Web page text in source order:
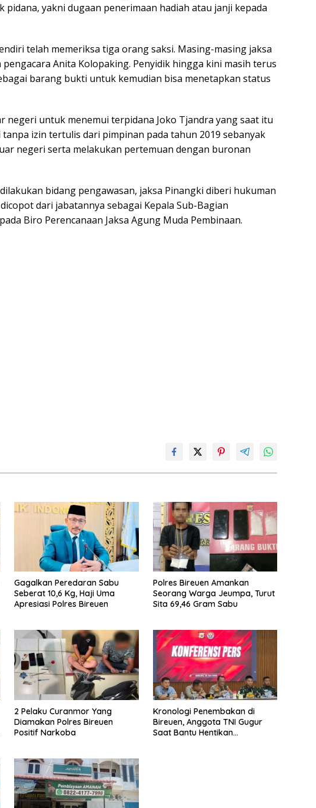
pidana, yakni dugaan penerimaan hadiah atau janji kepada
telah memeriksa tiga orang saksi. Masing-masing jaksa
Anita Kolopaking. Penyidik hingga kini masih terus
barang bukti untuk kemudian bisa menetapkan status
negeri untuk menemui terpidana Joko Tjandra yang saat itu
tanpa izin tertulis dari pimpinan pada tahun 2019 sebanyak
negeri serta melakukan pertemuan dengan buronan
bidang pengawasan, jaksa Pinangki diberi hukuman
dari jabatannya sebagai Kepala Sub-Bagian
Biro Perencanaan Jaksa Agung Muda Pembinaan.
Gagalkan Peredaran Sabu
Seberat 10,6 Kg, Haji Uma
Apresiasi Polres Bireuen
Polres Bireuen Amankan
Seorang Warga Jeumpa, Turut
Sita 69,46 Gram Sabu
2 Pelaku Curanmor Yang
Diamakan Polres Bireuen
Positif Narkoba
Kronologi Penembakan di
Bireuen, Anggota TNI Gugur
Saat Bantu Hentikan